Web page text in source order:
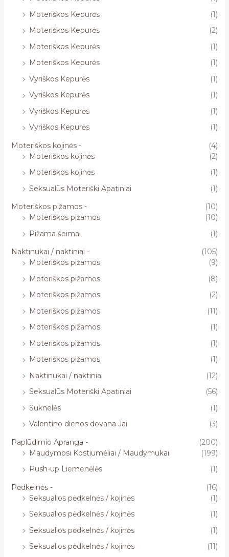
Moteriškos Kepurės
(1)
Moteriškos Kepurės
(2)
Moteriškos Kepurės
(1)
Moteriškos Kepurės
(1)
Vyriškos Kepurės
(1)
Vyriškos Kepurės
(1)
Vyriškos Kepurės
(1)
Vyriškos Kepurės
(1)
Moteriškos kojinės -
(4)
Moteriškos kojinės
(2)
Moteriškos kojinės
(1)
Seksualūs Moteriški Apatiniai
(1)
Moteriškos pižamos -
(10)
Moteriškos pižamos
(10)
Pižama šeimai
(1)
Naktinukai / naktiniai -
(105)
Moteriškos pižamos
(9)
Moteriškos pižamos
(8)
Moteriškos pižamos
(2)
Moteriškos pižamos
(11)
Moteriškos pižamos
(1)
Moteriškos pižamos
(1)
Moteriškos pižamos
(1)
Naktinukai / naktiniai
(12)
Seksualūs Moteriški Apatiniai
(56)
Suknelės
(1)
Valentino dienos dovana Jai
(3)
Paplūdimio Apranga -
(200)
Maudymosi Kostiumėliai / Maudymukai
(199)
Push-up Liemenėlės
(1)
Pėdkelnės -
(16)
Seksualios pėdkelnės / kojinės
(1)
Seksualios pėdkelnės / kojinės
(1)
Seksualios pėdkelnės / kojinės
(1)
Seksualios pėdkelnės / kojinės
(11)